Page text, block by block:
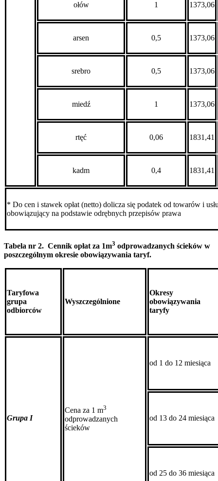
ołów 1 1373,06
arsen 0,5 1373,06
srebro 0,5 1373,06
miedź 1 1373,06
rtęć 0,06 1831,41
kadm 0,4 1831,41
* Do cen i stawek opłat (netto) dolicza się podatek od towarów i
obowiązujący na podstawie odrębnych przepisów prawa
Tabela nr 2. Cennik opłat za 1m3 odprowadzanych ścieków w
poszczególnym okresie obowiązywania taryf.
Taryfowa
grupa
odbiorców
Wyszczególnione
Okresy
obowiązywania
taryfy
Grupa I
Cena za 1 m3
odprowadzanych
ścieków
od 1 do 12 miesiąca
od 13 do 24 miesiąca
od 25 do 36 miesiąca